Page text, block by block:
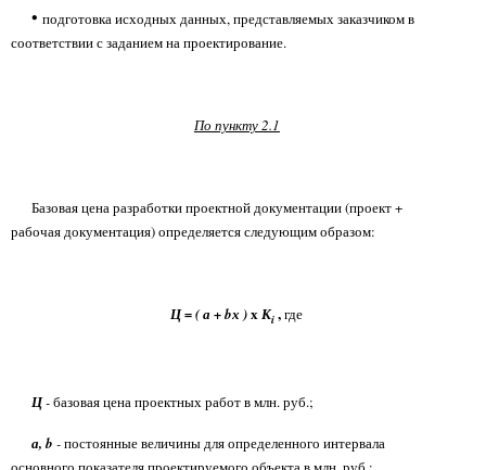
• подготовка исходных данных, представляемых заказчиком в
соответствии с заданием на проектирование.
По пункту 2.1
Базовая цена разработки проектной документации (проект +
рабочая документация) определяется следующим образом:
Ц = ( а + bх )хКi ,где
Ц-базовая цена проектных работ в млн. руб.;
а, b -постоянные величины для определенного интервала